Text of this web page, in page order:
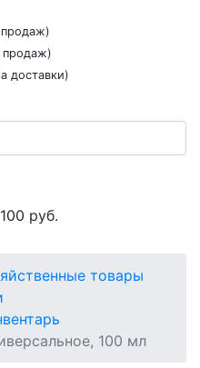
продаж)
доставки)
100 руб.
товары
100 мл